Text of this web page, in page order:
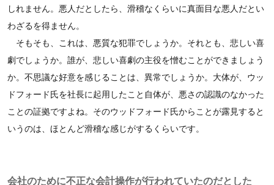
しれません。悪人だとしたら、滑稽なくらいに真面目な悪人だとい
わざるを得ません。
そもそも、これは、悪質な犯罪でしょうか。それとも、悲しい喜
劇でしょうか。誰が、悲しい喜劇の主役を憎むことができましょう
か。不思議な好意を感じることは、異常でしょうか。大体が、ウッ
ドフォード氏を社長に起用したこと自体が、悪さの認識のなかった
ことの証拠ですよね。そのウッドフォード氏からことが露見すると
いうのは、ほとんど滑稽な感じがするくらいです。
会社のために不正な会計操作が行われていたのだとした